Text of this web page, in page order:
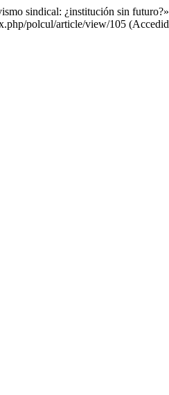
sindical: ¿institución sin
polcul/article/view/105